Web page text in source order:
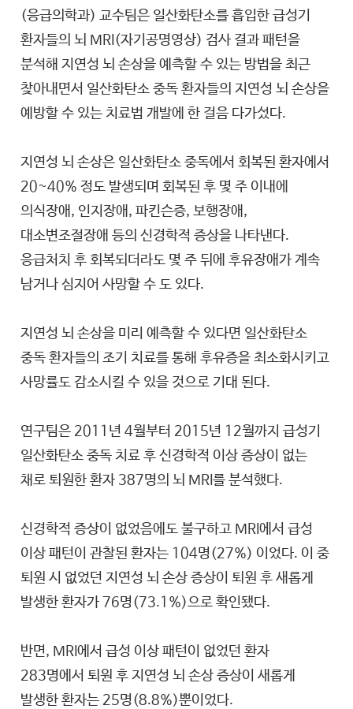
(응급의학과) 교수팀은 일산화탄소를 흡입한 급성기
환자들의 뇌 MRI(자기공명영상) 검사 결과 패턴을
분석해 지연성 뇌 손상을 예측할 수 있는 방법을 최근
찾아내면서 일산화탄소 중독 환자들의 지연성 뇌 손상을
예방할 수 있는 치료법 개발에 한 걸음 다가섰다.
지연성 뇌 손상은 일산화탄소 중독에서 회복된 환자에서
20~40% 정도 발생되며 회복된 후 몇 주 이내에
의식장애, 인지장애, 파킨슨증, 보행장애,
대소변조절장애 등의 신경학적 증상을 나타낸다.
응급처치 후 회복되더라도 몇 주 뒤에 후유장애가 계속
남거나 심지어 사망할 수 도 있다.
지연성 뇌 손상을 미리 예측할 수 있다면 일산화탄소
중독 환자들의 조기 치료를 통해 후유증을 최소화시키고
사망률도 감소시킬 수 있을 것으로 기대 된다.
연구팀은 2011년 4월부터 2015년 12월까지 급성기
일산화탄소 중독 치료 후 신경학적 이상 증상이 없는
채로 퇴원한 환자 387명의 뇌 MRI를 분석했다.
신경학적 증상이 없었음에도 불구하고 MRI에서 급성
이상 패턴이 관찰된 환자는 104명(27%) 이었다. 이 중
퇴원 시 없었던 지연성 뇌 손상 증상이 퇴원 후 새롭게
발생한 환자가 76명(73.1%)으로 확인됐다.
반면, MRI에서 급성 이상 패턴이 없었던 환자
283명에서 퇴원 후 지연성 뇌 손상 증상이 새롭게
발생한 환자는 25명(8.8%)뿐이었다.